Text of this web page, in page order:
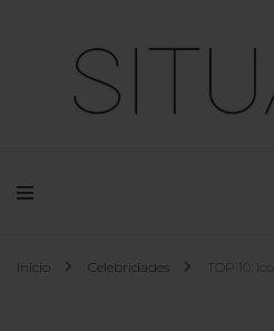
Inicio Celebridades TOP 10: